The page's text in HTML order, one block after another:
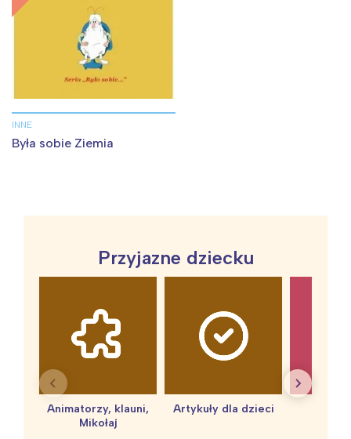
INNE
Była sobie Ziemia
Przyjazne dziecku
Animatorzy, klauni,
Mikołaj
Artykuły dla dzieci